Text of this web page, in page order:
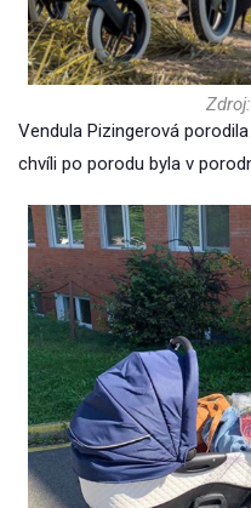
Vendula Pizingerová
chvíli po porodu byla v